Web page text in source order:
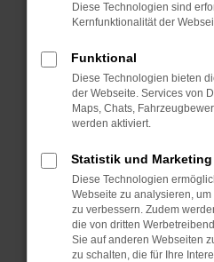
Beim Laden ist ein Fehler
Hier sind ein paar Tipps,
Überprüfe deine
Internetverbindung.
Laden andere
Suchmaschine?
Manche Erweiterungen,
können das Laden
verhindern.
anderen Browser oder
Fenster?
Diese Technologien sind
Kernfunktionalität der
Funktional
Diese Technologien bieten
der Webseite. Services von
Maps, Chats,
werden aktiviert.
Statistik und Marketing
Diese Technologien
Webseite zu analysieren,
zu verbessern. Zudem
die von dritten
Sie auf anderen Webseiten
zu schalten, die für Ihre